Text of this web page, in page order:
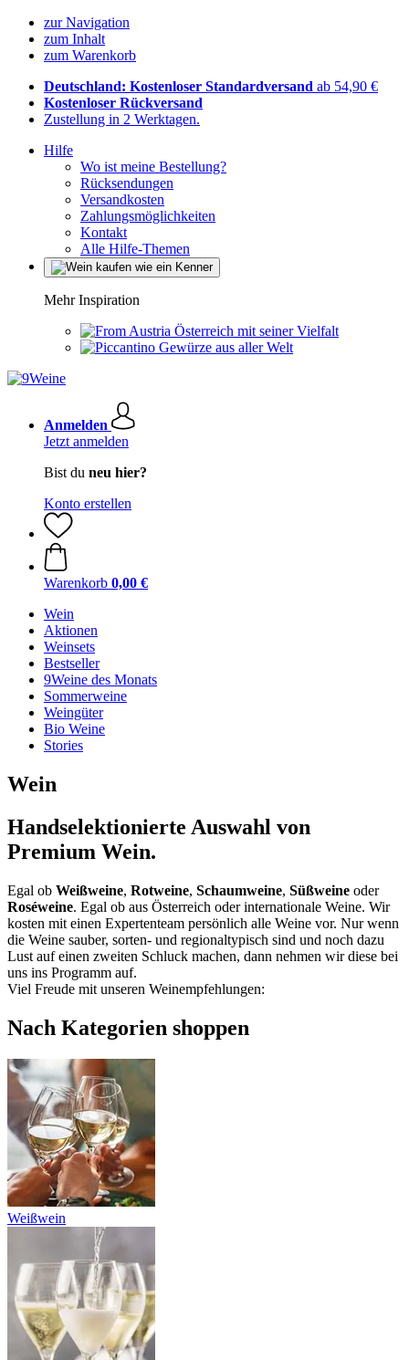
zur Navigation
zum Inhalt
zum Warenkorb
Deutschland: Kostenloser Standardversand ab 54,90 €
Kostenloser Rückversand
Zustellung in 2 Werktagen.
Hilfe
Wo ist meine Bestellung?
Rücksendungen
Versandkosten
Zahlungsmöglichkeiten
Kontakt
Alle Hilfe-Themen
Mehr Inspiration
Österreich mit seiner Vielfalt
Gewürze aus aller Welt
Anmelden
Jetzt anmelden
Bist du neu hier?
Konto erstellen
Warenkorb 0,00 €
Wein
Aktionen
Weinsets
Bestseller
9Weine des Monats
Sommerweine
Weingüter
Bio Weine
Stories
Wein
Handselektionierte Auswahl von
Premium Wein.
Egal ob Weißweine, Rotweine, Schaumweine, Süßweine oder
Roséweine. Egal ob aus Österreich oder internationale Weine. Wir
kosten mit einen Expertenteam persönlich alle Weine vor. Nur wenn
die Weine sauber, sorten- und regionaltypisch sind und noch dazu
Lust auf einen zweiten Schluck machen, dann nehmen wir diese bei
uns ins Programm auf.
Viel Freude mit unseren Weinempfehlungen:
Nach Kategorien shoppen
Weißwein